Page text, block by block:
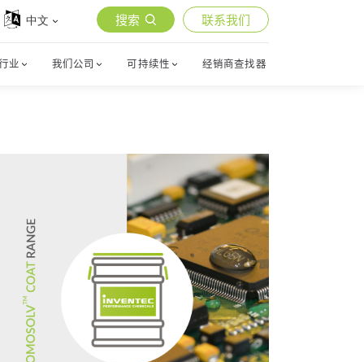
中文 搜索 联系我们
业 我们公司 可持续性 经销商查找器